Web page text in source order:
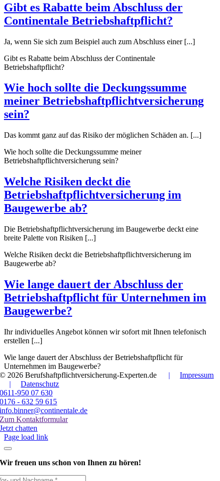
Gibt es Rabatte beim Abschluss der
Continentale Betriebshaftpflicht?
Ja, wenn Sie sich zum Beispiel auch zum Abschluss einer [...]
Gibt es Rabatte beim Abschluss der Continentale
Betriebshaftpflicht?
Wie hoch sollte die Deckungssumme
meiner Betriebshaftpflichtversicherung
sein?
Das kommt ganz auf das Risiko der möglichen Schäden an. [...]
Wie hoch sollte die Deckungssumme meiner
Betriebshaftpflichtversicherung sein?
Welche Risiken deckt die
Betriebshaftpflichtversicherung im
Baugewerbe ab?
Die Betriebshaftpflichtversicherung im Baugewerbe deckt eine
breite Palette von Risiken [...]
Welche Risiken deckt die Betriebshaftpflichtversicherung im
Baugewerbe ab?
Wie lange dauert der Abschluss der
Betriebshaftpflicht für Unternehmen im
Baugewerbe?
Ihr individuelles Angebot können wir sofort mit Ihnen telefonisch
erstellen [...]
Wie lange dauert der Abschluss der Betriebshaftpflicht für
Unternehmen im Baugewerbe?
© 2026 Berufshaftpflichtversicherung-Experten.de
|
Impressum
|
Datenschutz
0611-950 07 630
0176 - 632 59 615
info.binner@continentale.de
Zum Kontaktformular
Jetzt chatten
Page load link
Wir freuen uns schonvon Ihnen zu hören!